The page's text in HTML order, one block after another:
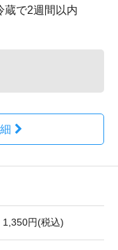
蔵で2週間以内
1,350円(税込)